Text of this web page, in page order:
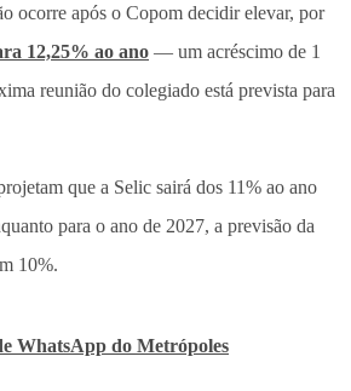
ocorre após o Copom decidir elevar, por
12,25% ao ano — um acréscimo de 1
reunião do colegiado está prevista para
que a Selic sairá dos 11% ao ano
para o ano de 2027, a previsão da
10%.
WhatsApp do Metrópoles